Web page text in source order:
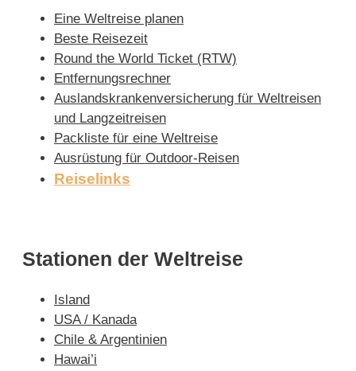
Eine Weltreise planen
Beste Reisezeit
Round the World Ticket (RTW)
Entfernungsrechner
Auslandskrankenversicherung für Weltreisen
und Langzeitreisen
Packliste für eine Weltreise
Ausrüstung für Outdoor-Reisen
Reiselinks
Stationen der Weltreise
Island
USA / Kanada
Chile & Argentinien
Hawai’i